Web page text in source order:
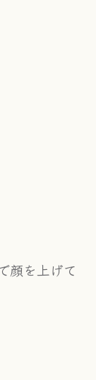
顔を上げて